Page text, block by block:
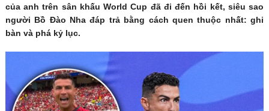
của anh trên sân khấu World Cup đã đi đến hồi kết, siêu sao
người Bồ Đào Nha đáp trả bằng cách quen thuộc nhất: ghi
bàn và phá kỷ lục.